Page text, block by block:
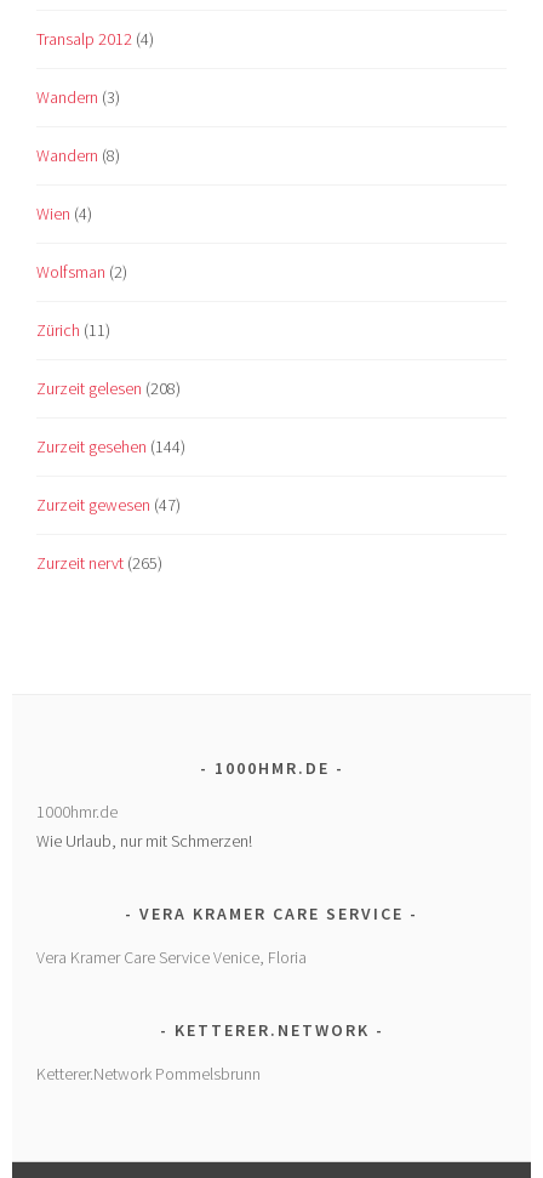
Transalp 2012 (4)
Wandern (3)
Wandern (8)
Wien (4)
Wolfsman (2)
Zürich (11)
Zurzeit gelesen (208)
Zurzeit gesehen (144)
Zurzeit gewesen (47)
Zurzeit nervt (265)
1000HMR.DE
1000hmr.de
Wie Urlaub, nur mit Schmerzen!
VERA KRAMER CARE SERVICE
Vera Kramer Care Service Venice, Floria
KETTERER.NETWORK
Ketterer.Network Pommelsbrunn